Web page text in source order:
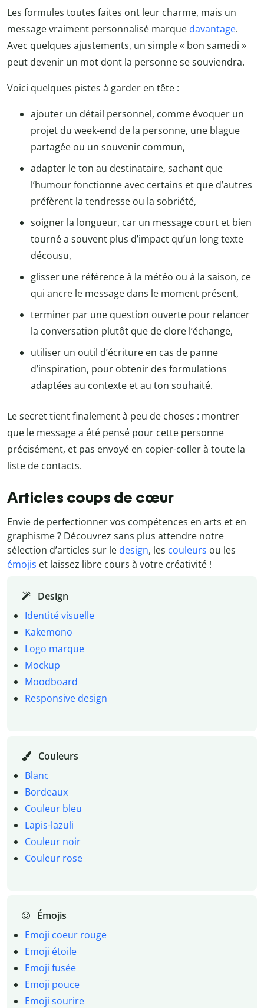
Les formules toutes faites ont leur charme, mais un
message vraiment personnalisé marque davantage.
Avec quelques ajustements, un simple « bon samedi »
peut devenir un mot dont la personne se souviendra.
Voici quelques pistes à garder en tête :
ajouter un détail personnel, comme évoquer un
projet du week-end de la personne, une blague
partagée ou un souvenir commun,
adapter le ton au destinataire, sachant que
l’humour fonctionne avec certains et que d’autres
préfèrent la tendresse ou la sobriété,
soigner la longueur, car un message court et bien
tourné a souvent plus d’impact qu’un long texte
décousu,
glisser une référence à la météo ou à la saison, ce
qui ancre le message dans le moment présent,
terminer par une question ouverte pour relancer
la conversation plutôt que de clore l’échange,
utiliser un outil d’écriture en cas de panne
d’inspiration, pour obtenir des formulations
adaptées au contexte et au ton souhaité.
Le secret tient finalement à peu de choses : montrer
que le message a été pensé pour cette personne
précisément, et pas envoyé en copier-coller à toute la
liste de contacts.
Articles coups de cœur
Envie de perfectionner vos compétences en arts et en
graphisme ? Découvrez sans plus attendre notre
sélection d’articles sur le design, les couleurs ou les
émojis et laissez libre cours à votre créativité !
Design
Identité visuelle
Kakemono
Logo marque
Mockup
Moodboard
Responsive design
Couleurs
Blanc
Bordeaux
Couleur bleu
Lapis-lazuli
Couleur noir
Couleur rose
Émojis
Emoji coeur rouge
Emoji étoile
Emoji fusée
Emoji pouce
Emoji sourire